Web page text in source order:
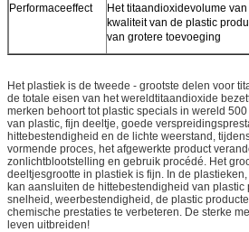
Performaceeffect
Het titaandioxidevolume
kwaliteit van de plastic
van grotere toevoeging
Het plastiek is de tweede - grootste delen voor
de totale eisen van het wereldtitaandioxide
merken behoort tot plastic specials in wereld
van plastic, fijn deeltje, goede
hittebestendigheid en de lichte weerstand,
vormende proces, het afgewerkte product
zonlichtblootstelling en gebruik procédé. Het
deeltjesgrootte in plastiek is fijn. In de
kan aansluiten de hittebestendigheid van plastic
snelheid, weerbestendigheid, de plastic
chemische prestaties te verbeteren. De sterke
leven uitbreiden!